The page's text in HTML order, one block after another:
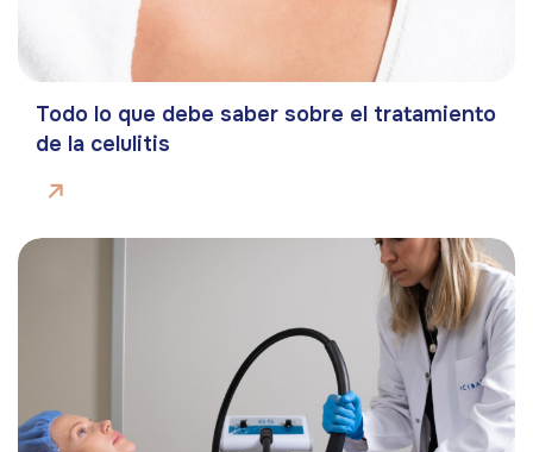
Todo lo que debe saber sobre el tratamiento
de la celulitis